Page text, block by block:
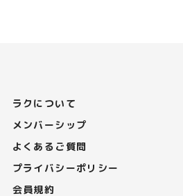
ラクについて
メンバーシップ
よくあるご質問
プライバシーポリシー
会員規約